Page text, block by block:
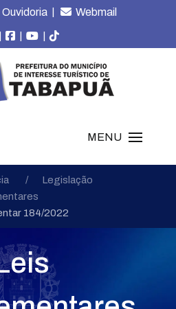
Ouvidoria | Webmail
| | |
MENU
Legislação
184/2022